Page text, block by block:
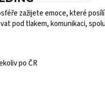
zažijete emoce, které posílí
pod tlakem, komunikaci,
po ČR